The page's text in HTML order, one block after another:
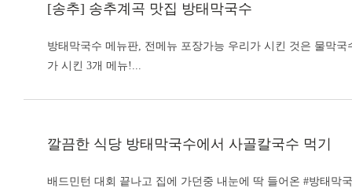
[송추] 송추계곡 맛집 방태막국수
방태막국수 메뉴판, 전메뉴 포장가능 우리가 시킨 것은 물막
가 시킨 3개 메뉴!...
깔끔한 식당 방태막국수에서 사골칼국수 먹기
배드민턴 대회 끝나고 집에 가던중 내눈에 딱 들어온 #방태막